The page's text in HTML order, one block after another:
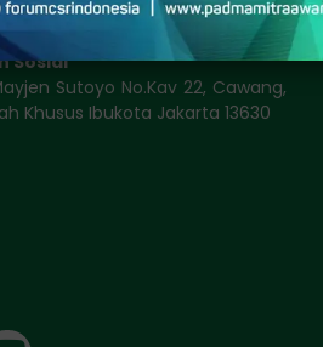
Sosial
Sutoyo No.Kav 22, Cawang,
Khusus Ibukota Jakarta 13630